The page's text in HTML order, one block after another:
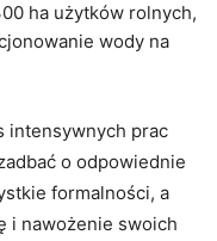
ha użytków rolnych,
wody na
intensywnych prac
o odpowiednie
formalności, a
i nawożenie swoich